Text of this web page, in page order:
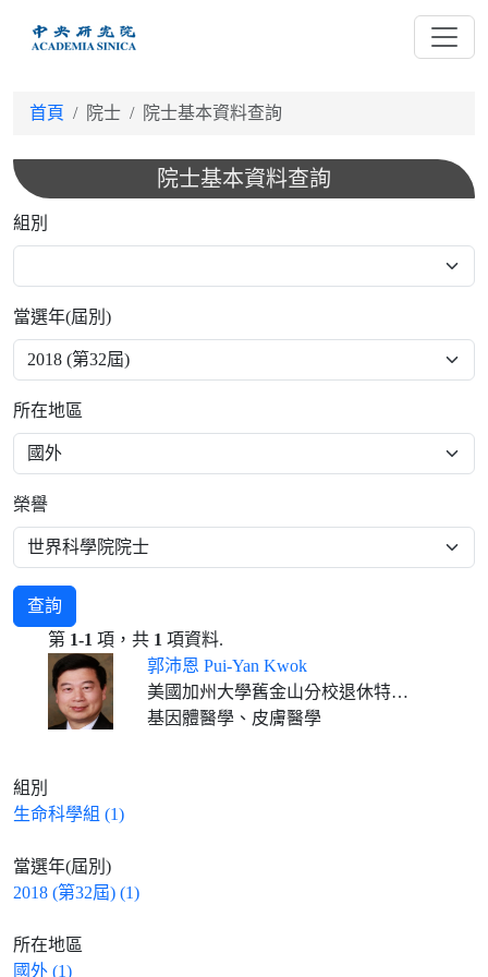
首頁 院士 院士基本資料查詢
院士基本資料查詢
組別
當選年(屆別)
所在地區
榮譽
查詢
第 1-1 項，共 1 項資料.
郭沛恩 Pui-Yan Kwok
美國加州大學舊金山分校退休特聘教授
基因體醫學、皮膚醫學
組別
生命科學組 (1)
當選年(屆別)
2018 (第32屆) (1)
所在地區
國外 (1)